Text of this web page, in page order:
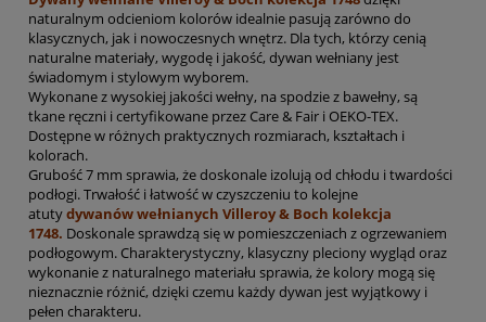
naturalnym odcieniom kolorów idealnie pasują zarówno do
klasycznych, jak i nowoczesnych wnętrz. Dla tych, którzy cenią
naturalne materiały, wygodę i jakość, dywan wełniany jest
świadomym i stylowym wyborem.
Wykonane z wysokiej jakości wełny, na spodzie z bawełny, są
tkane ręczni i certyfikowane przez Care & Fair i OEKO-TEX.
Dostępne w różnych praktycznych rozmiarach, kształtach i
kolorach.
Grubość 7 mm sprawia, że doskonale izolują od chłodu i twardości
podłogi. Trwałość i łatwość w czyszczeniu to kolejne
atutydywanów wełnianych Villeroy & Boch kolekcja
1748. Doskonale sprawdzą się w pomieszczeniach z ogrzewaniem
podłogowym. Charakterystyczny, klasyczny pleciony wygląd oraz
wykonanie z naturalnego materiału sprawia, że kolory mogą się
nieznacznie różnić, dzięki czemu każdy dywan jest wyjątkowy i
pełen charakteru.